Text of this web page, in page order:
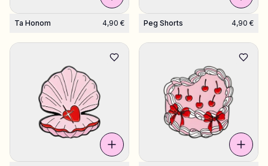
Ta Honom 4,90 € Peg Shorts 4,90 €